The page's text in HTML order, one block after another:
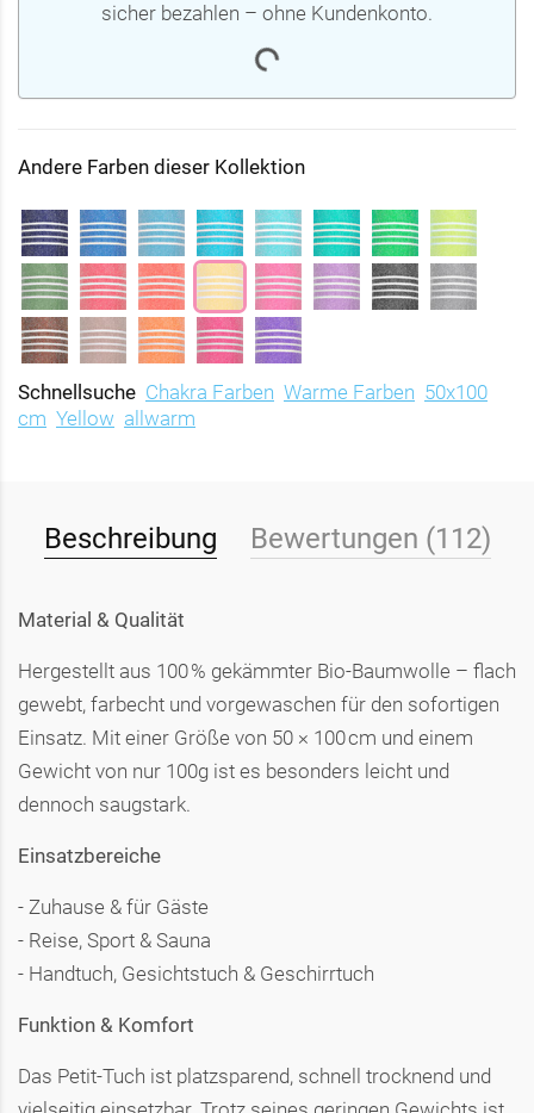
sicher bezahlen – ohne Kundenkonto.
Andere Farben dieser Kollektion
Schnellsuche Chakra Farben Warme Farben 50x100
cm Yellow allwarm
Beschreibung Bewertungen (112)
Material & Qualität
Hergestellt aus 100 % gekämmter Bio-Baumwolle – flach
gewebt, farbecht und vorgewaschen für den sofortigen
Einsatz. Mit einer Größe von 50 × 100 cm und einem
Gewicht von nur 100g ist es besonders leicht und
dennoch saugstark.
Einsatzbereiche
- Zuhause & für Gäste
- Reise, Sport & Sauna
- Handtuch, Gesichtstuch & Geschirrtuch
Funktion & Komfort
Das Petit-Tuch ist platzsparend, schnell trocknend und